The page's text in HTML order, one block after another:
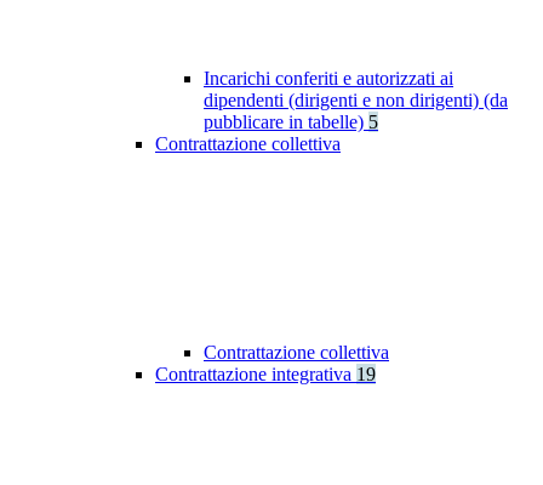
Incarichi conferiti e autorizzati ai
dipendenti (dirigenti e non dirigenti) (da
pubblicare in tabelle) 5
Contrattazione collettiva
Contrattazione collettiva
Contrattazione integrativa 19